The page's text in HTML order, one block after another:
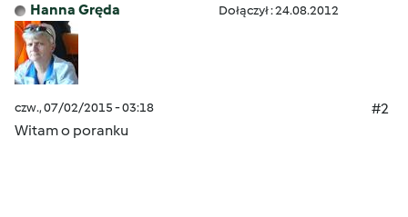
Hanna Gręda Dołączył : 24.08.2012
czw., 07/02/2015 - 03:18
#2
Witam o poranku